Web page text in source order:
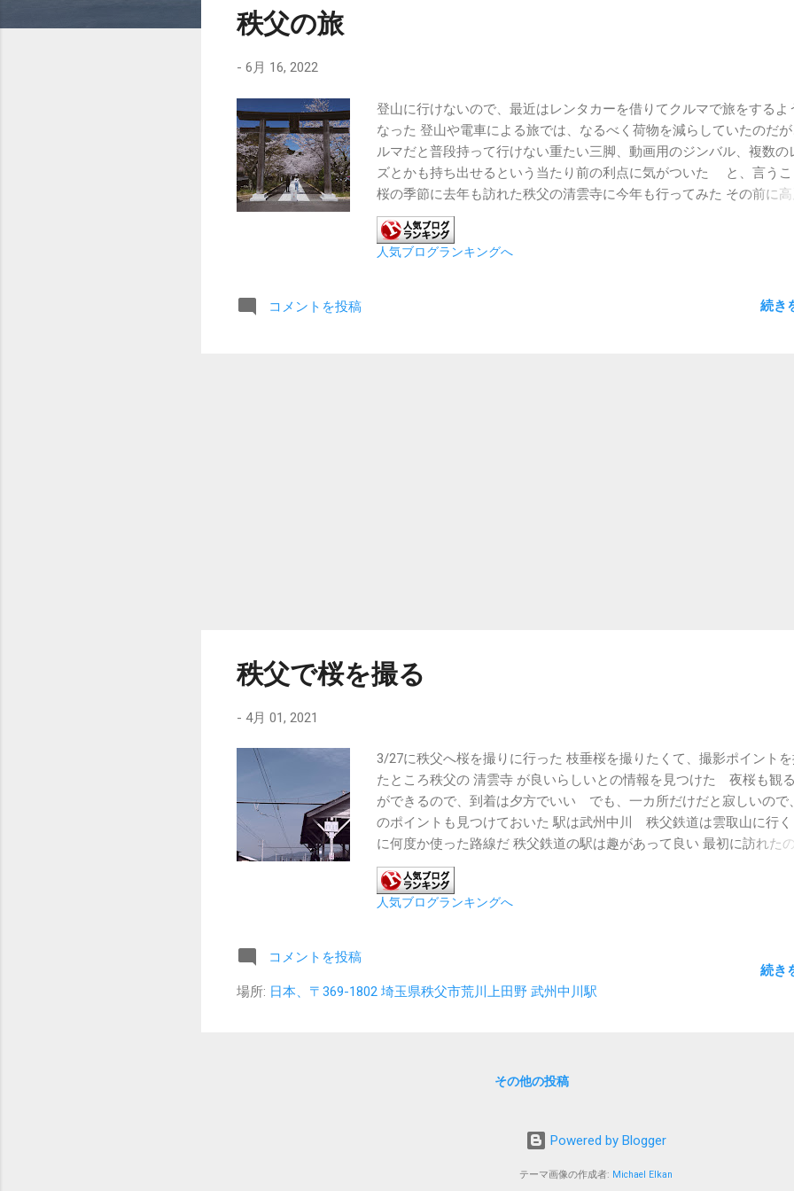
秩父の旅
- 6月 16, 2022
登山に行けないので、最近はレンタカーを借りてクルマで旅をするよ
なった 登山や電車による旅では、なるべく荷物を減らしていたのだが
ルマだと普段持って行けない重たい三脚、動画用のジンバル、複数の
ズとかも持ち出せるという当たり前の利点に気がついた と、言う
桜の季節に去年も訪れた秩父の清雲寺に今年も行ってみた その前に高
社の事をふと思い出した 去年の訪問時はまだ桜の季節ではなかったが
道の桜が満開だったら綺麗だろうと思っていたことを、秩父の道中に
出して立ち寄った 天気も晴れており、桜の撮影には良いコンディショ
めだった 枝垂れ桜はまだ七分咲きという感じ そして目当ての夜桜 今
人気ブログランキングへ
コメントを投稿 続き
秩父で桜を撮る
- 4月 01, 2021
3/27に秩父へ桜を撮りに行った 枝垂桜を撮りたくて、撮影ポイントを
たところ秩父の 清雲寺 が良いらしいとの情報を見つけた 夜桜も観
ができるので、到着は夕方でいい でも、一カ所だけだと寂しいので
のポイントも見つけておいた 駅は武州中川 秩父鉄道は雲取山に行く
に何度か使った路線だ 秩父鉄道の駅は趣があって良い 最初に訪れた
福寺 雰囲気は良かったが、メインのしだれ桜は全然咲いていなかっ
期がまだ早かったのかなと思いきや、道ばたには結構咲いていた 清雲
の移動途中にあった千住観音堂 こじんまりとしていたが、雰囲気良
人気ブログランキングへ
コメントを投稿
場所: 日本、〒369-1802 埼玉県秩父市荒川上田野 武州中川駅
続き
その他の投稿
Powered by Blogger
テーマ画像の作成者: Michael Elkan